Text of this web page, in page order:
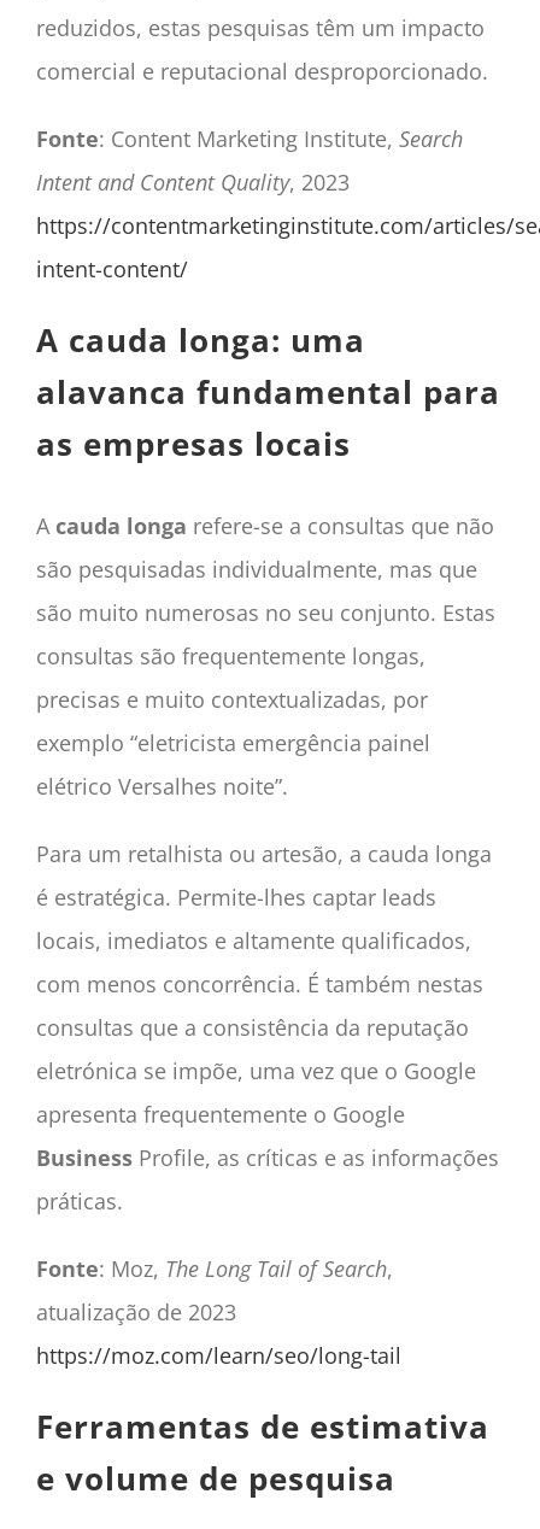
reduzidos, estas pesquisas têm um impacto
comercial e reputacional desproporcionado.
Fonte: Content Marketing Institute, Search
Intent and Content Quality, 2023
https://contentmarketinginstitute.com/articles/
intent-content/
A cauda longa: uma
alavanca fundamental para
as empresas locais
A cauda longa refere-se a consultas que não
são pesquisadas individualmente, mas que
são muito numerosas no seu conjunto. Estas
consultas são frequentemente longas,
precisas e muito contextualizadas, por
exemplo “eletricista emergência painel
elétrico Versalhes noite”.
Para um retalhista ou artesão, a cauda longa
é estratégica. Permite-lhes captar leads
locais, imediatos e altamente qualificados,
com menos concorrência. É também nestas
consultas que a consistência da reputação
eletrónica se impõe, uma vez que o Google
apresenta frequentemente o Google
BusinessProfile, as críticas e as informações
práticas.
Fonte: Moz, The Long Tail of Search,
atualização de 2023
https://moz.com/learn/seo/long-tail
Ferramentas de estimativa
e volume de pesquisa